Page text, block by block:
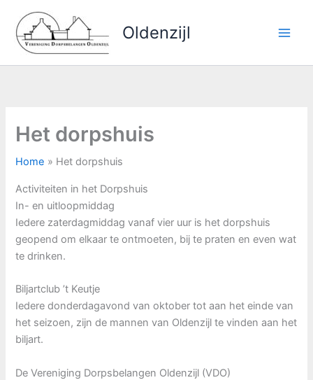
naar
Oldenzijl
Het dorpshuis
Home Het dorpshuis
Activiteiten in het Dorpshuis
In- en uitloopmiddag
Iedere zaterdagmiddag vanaf vier uur is het dorpshuis
geopend om elkaar te ontmoeten, bij te praten en even wat
te drinken.
Biljartclub ’t Keutje
Iedere donderdagavond van oktober tot aan het einde van
het seizoen, zijn de mannen van Oldenzijl te vinden aan het
biljart.
De Vereniging Dorpsbelangen Oldenzijl (VDO)